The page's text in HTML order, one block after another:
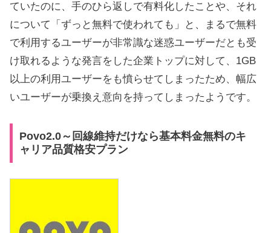
ていたのに、手のひら返しで有料化したことや、それ
について「ずっと無料で使われても」と、まるで無料
で利用するユーザーが非常識な迷惑ユーザーだとも受
け取れるような発言をした企業トップに対して、1GB
以上の利用ユーザーをも憤らせてしまったため、幅広
いユーザーが乗換え意向を持ってしまったようです。
Povo2.0～回線維持だけなら基本料金無料のキ
ャリア品質格安プラン